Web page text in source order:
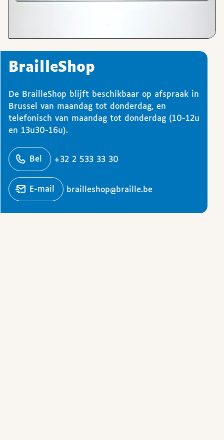
BrailleShop
De BrailleShop blijft beschikbaar op afspraak in
Brussel van maandag tot donderdag, en
telefonisch van maandag tot donderdag (10-12u
en 13u30-16u).
Bel ons+32 2 533 33 30
Stuur een
e-mail brailleshop@braille.be